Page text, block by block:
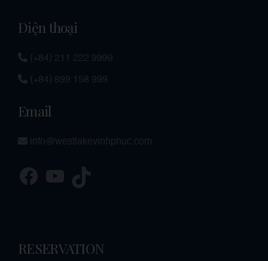
Điện thoại
(+84) 211 222 9999
(+84) 899 158 999
Email
info@westlakevinhphuc.com
RESERVATION